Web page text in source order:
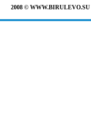
2008 © WWW.BIRULEVO.SU